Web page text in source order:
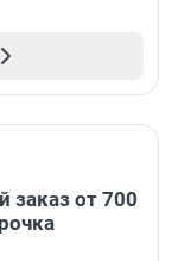
заказ от 700